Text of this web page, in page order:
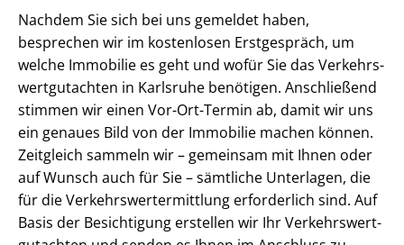
Nachdem Sie sich bei uns gemeldet haben,
besprechen wir im kostenlosen Erstgespräch, um
welche Immobilie es geht und wofür Sie das Ver­kehrs­
wert­gut­ach­ten in Karlsruhe benötigen. Anschließend
stimmen wir einen Vor-Ort-Termin ab, damit wir uns
ein genaues Bild von der Immobilie machen können.
Zeitgleich sammeln wir – gemeinsam mit Ihnen oder
auf Wunsch auch für Sie – sämtliche Unterlagen, die
für die Ver­kehrs­wert­ermitt­lung erforderlich sind. Auf
Basis der Besichtigung erstellen wir Ihr Ver­kehrs­wert­